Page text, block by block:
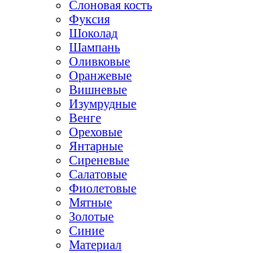
Слоновая кость
Фуксия
Шоколад
Шампань
Оливковые
Оранжевые
Вишневые
Изумрудные
Венге
Ореховые
Янтарные
Сиреневые
Салатовые
Фиолетовые
Мятные
Золотые
Синие
Материал